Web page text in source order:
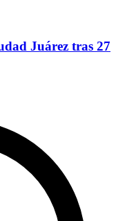
Juárez tras 27